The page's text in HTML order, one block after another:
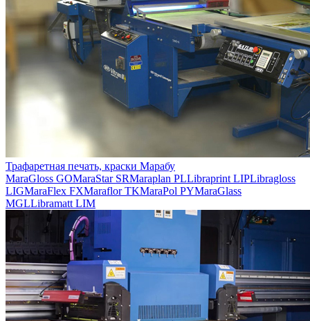
Трафаретная печать, краски Марабу
MaraGloss GOMaraStar SRMaraplan PLLibraprint LIPLibragloss
LIGMaraFlex FXMaraflor TKMaraPol PYMaraGlass
MGLLibramatt LIM